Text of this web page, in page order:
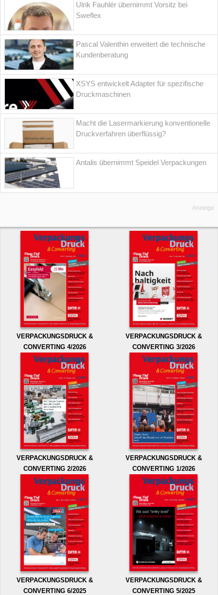
Ulrik Fauhlér übernimmt Vorsitz bei
Sweflex
Pascal Valenthin erweitert die technische
Kundenberatung
XSYS entwickelt Adapter für spezifische
Druckmaschinen
Macht die Lasermarkierung konventionelle
Druckverfahren überflüssig?
Antalis übernimmt Speidel Verpackungen
Anzeige
VERPACKUNGSDRUCK &
CONVERTING 4/2026
VERPACKUNGSDRUCK &
CONVERTING 3/2026
VERPACKUNGSDRUCK &
CONVERTING 2/2026
VERPACKUNGSDRUCK &
CONVERTING 1/2026
VERPACKUNGSDRUCK &
CONVERTING 6/2025
VERPACKUNGSDRUCK &
CONVERTING 5/2025